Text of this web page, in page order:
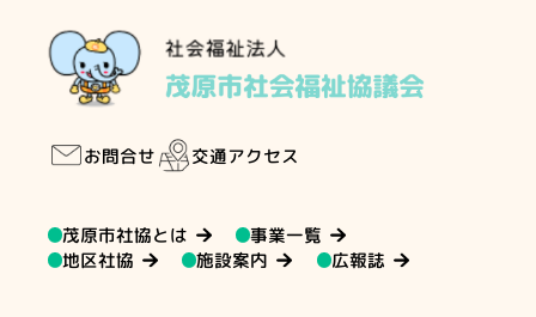
お問合せ 交通アクセス
茂原市社協とは
事業一覧
地区社協
施設案内 広報誌